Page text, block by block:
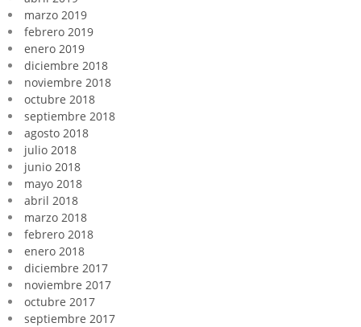
marzo 2019
febrero 2019
enero 2019
diciembre 2018
noviembre 2018
octubre 2018
septiembre 2018
agosto 2018
julio 2018
junio 2018
mayo 2018
abril 2018
marzo 2018
febrero 2018
enero 2018
diciembre 2017
noviembre 2017
octubre 2017
septiembre 2017